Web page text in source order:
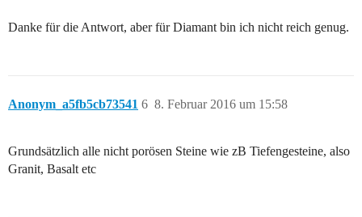
Danke für die Antwort, aber für Diamant bin ich nicht reich genug.
Anonym_a5fb5cb73541 8. Februar 2016 um 15:58
6
Grundsätzlich alle nicht porösen Steine wie zB Tiefengesteine, also
Granit, Basalt etc